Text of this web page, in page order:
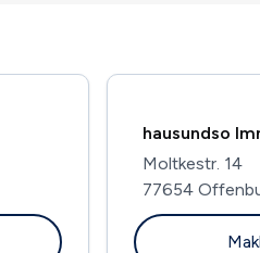
hausundso
Moltkestr. 14
77654